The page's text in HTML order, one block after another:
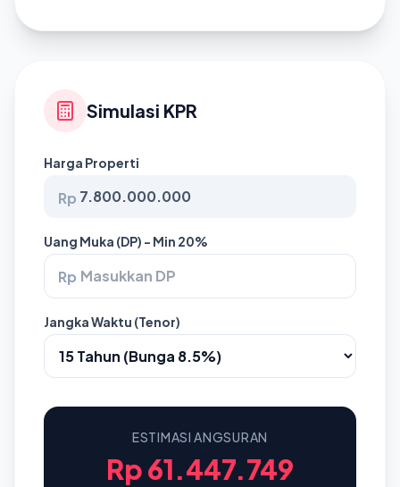
Simulasi KPR
Harga Properti
Rp
Uang Muka (DP) - Min 20%
Rp
Jangka Waktu (Tenor)
ESTIMASI ANGSURAN
Rp 61.447.749